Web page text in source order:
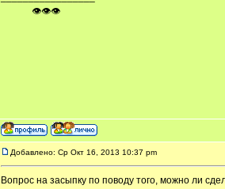
ᅠ ᅠ ᅠ👁👁👁
Добавлено: Ср Окт 16, 2013 10:37 pm
Вопрос на засыпку по поводу того, можно ли